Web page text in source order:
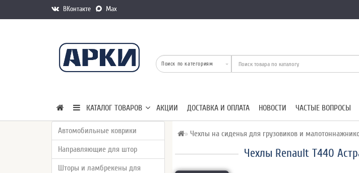
ВКонтакте Max
КАТАЛОГ ТОВАРОВ АКЦИИ ДОСТАВКА И ОПЛАТА НОВОСТИ ЧАСТЫЕ ВОПРОСЫ
Автомобильные коврики
Направляющие для штор
Шторы и ламбрекены для
Чехлы на сиденья для грузовиков и
Чехлы Renault T440